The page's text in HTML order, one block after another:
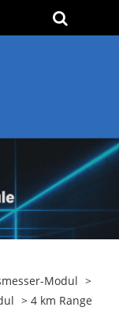
Modul >
> 4 km Range